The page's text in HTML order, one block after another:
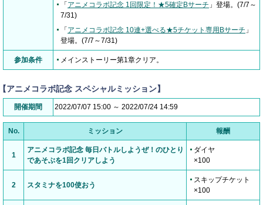
「 アニメコラボ記念 1回限定！★5確定Bサーチ 」登場。(7/7～
7/31)
「 アニメコラボ記念 10連+選べる★5チケット専用Bサーチ 」
登場。(7/7～7/31)
参加条件 メインストーリー第1章クリア。
アニメコラボ記念 スペシャルミッション】
開催期間 2022/07/07 15:00 ～ 2022/07/24 14:59
No. ミッション 報酬
1
アニメコラボ記念 毎日バトルしようぜ！のひとり
であそぶを1回クリアしよう
ダイヤ
×100
2 スタミナを100使おう
スキップチケット
×100